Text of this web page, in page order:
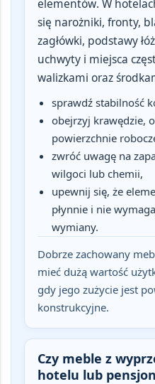
elementów. W
się narożniki, fronty,
zagłówki, podstawy
uchwyty i miejsca
walizkami oraz
sprawdź stabilność
obejrzyj krawędzie,
powierzchnie
zwróć uwagę na
wilgoci lub chemii,
upewnij się, że
płynnie i nie
wymiany.
Dobrze zachowany
mieć dużą wartość
gdy jego zużycie jest
konstrukcyjne.
Czy meble z
hotelu lub